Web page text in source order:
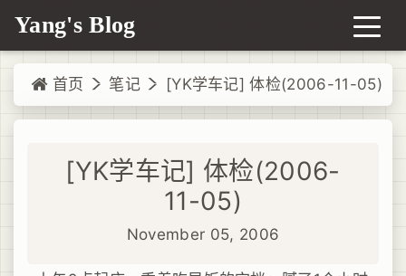
Yang's Blog
首页 笔记 [YK学车记] 体检(2006-11-05)
[YK学车记] 体检(2006-
11-05)
November 05, 2006